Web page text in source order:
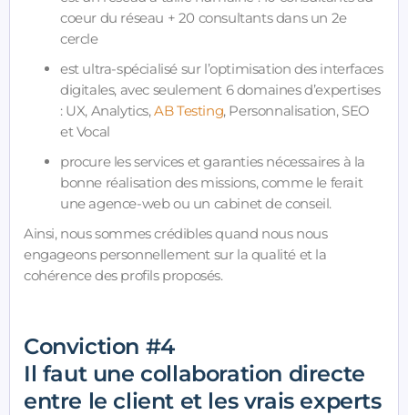
coeur du réseau + 20 consultants dans un 2e
cercle
est ultra-spécialisé sur l’optimisation des interfaces
digitales, avec seulement 6 domaines d’expertises
: UX, Analytics,AB Testing, Personnalisation, SEO
et Vocal
procure les services et garanties nécessaires à la
bonne réalisation des missions, comme le ferait
une agence-web ou un cabinet de conseil.
Ainsi, nous sommes crédibles quand nous nous
engageons personnellement sur la qualité et la
cohérence des profils proposés.
Conviction #4
Il faut une collaboration directe
entre le client et les vrais experts